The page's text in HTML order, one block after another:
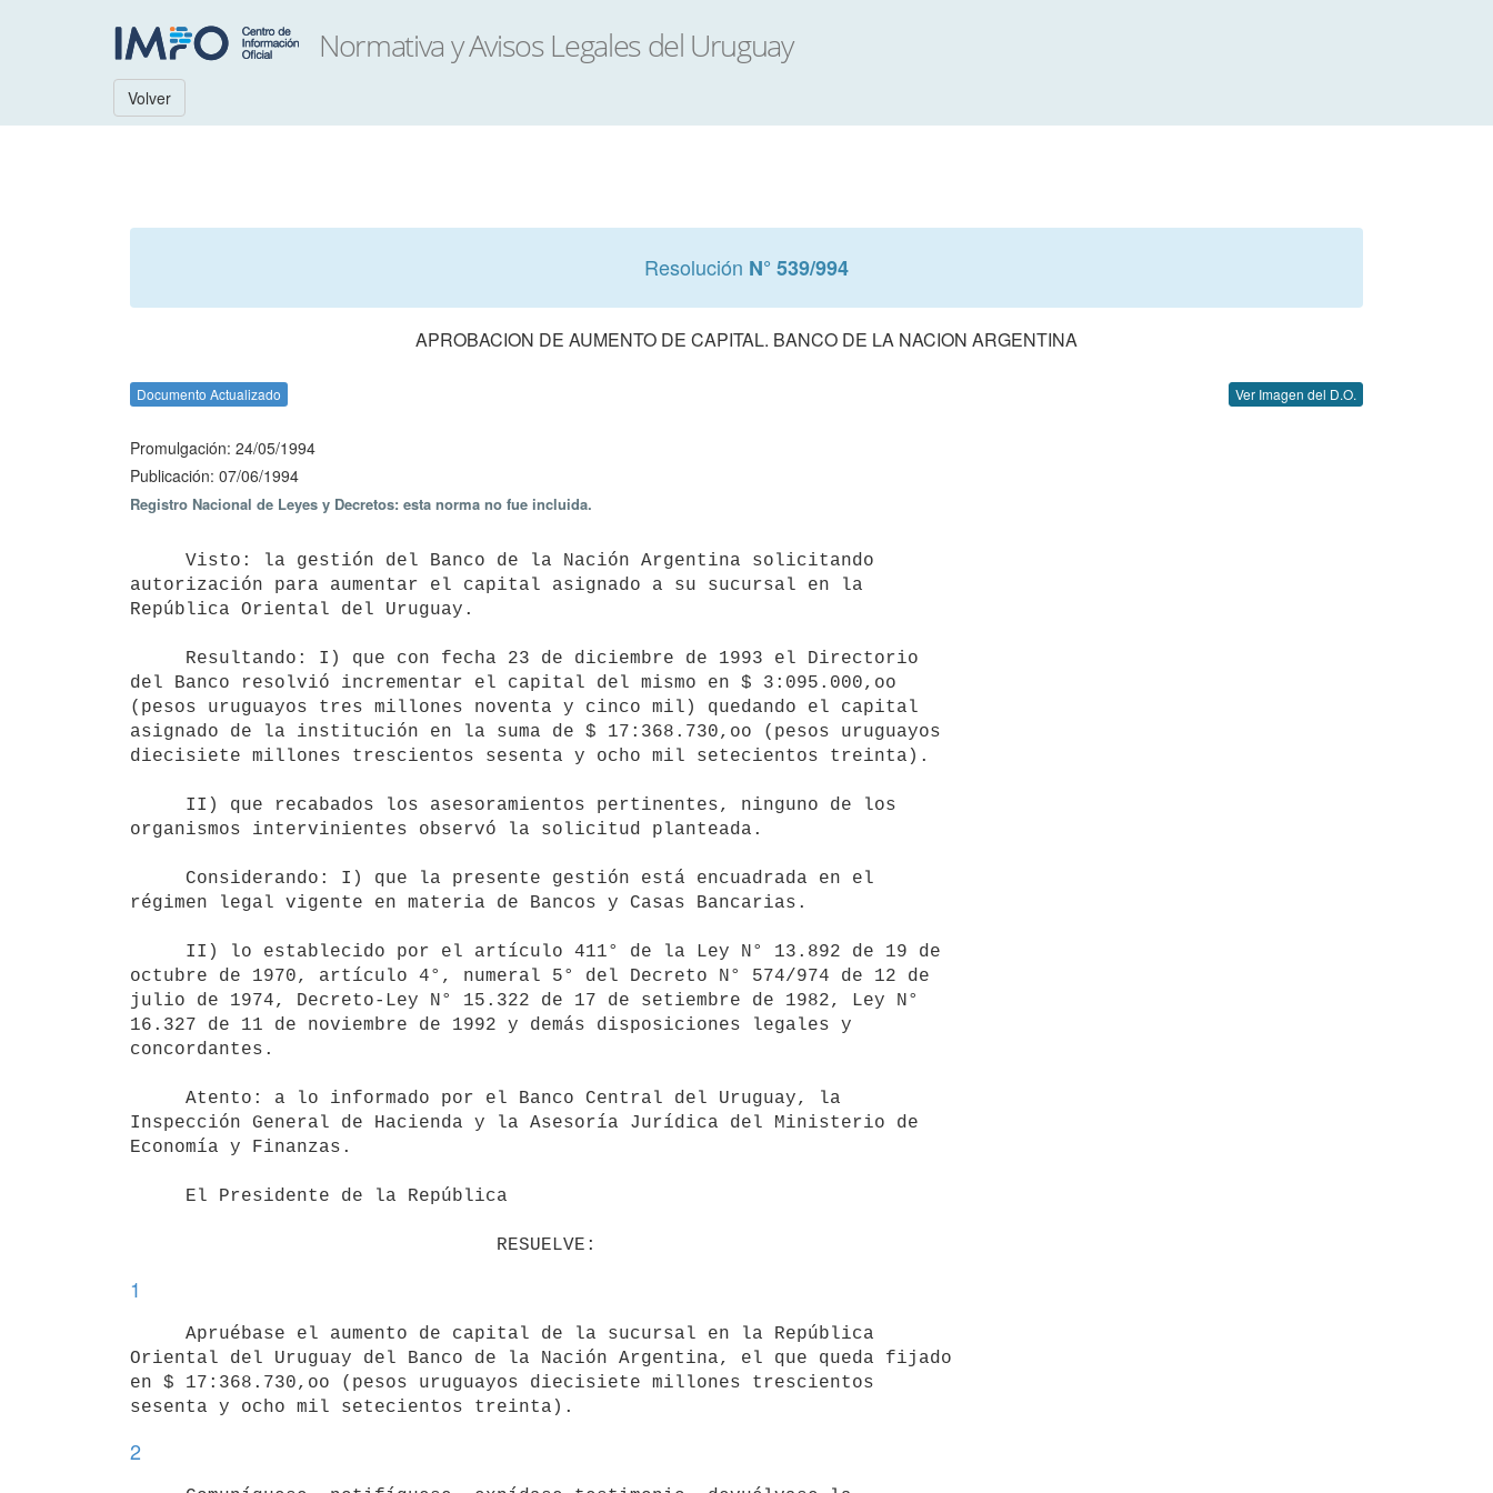
Volver
Resolución N° 539/994
APROBACION DE AUMENTO DE CAPITAL. BANCO DE LA NACION ARGENTINA
Documento Actualizado Ver Imagen del D.O.
Promulgación: 24/05/1994
Publicación: 07/06/1994
Registro Nacional de Leyes y Decretos: esta norma no fue incluida.
autorización para aumentar el capital asignado a su sucursal en la
República Oriental del Uruguay.
del Banco resolvió incrementar el capital del mismo en $ 3:095.000,oo
(pesos uruguayos tres millones noventa y cinco mil) quedando el capital
asignado de la institución en la suma de $ 17:368.730,oo (pesos uruguayos
diecisiete millones trescientos sesenta y ocho mil setecientos treinta).
organismos intervinientes observó la solicitud planteada.
régimen legal vigente en materia de Bancos y Casas Bancarias.
octubre de 1970, artículo 4°, numeral 5° del Decreto N° 574/974 de 12 de
julio de 1974, Decreto-Ley N° 15.322 de 17 de setiembre de 1982, Ley N°
16.327 de 11 de noviembre de 1992 y demás disposiciones legales y
concordantes.
Inspección General de Hacienda y la Asesoría Jurídica del Ministerio de
Economía y Finanzas.
1
Oriental del Uruguay del Banco de la Nación Argentina, el que queda fijado
en $ 17:368.730,oo (pesos uruguayos diecisiete millones trescientos
2